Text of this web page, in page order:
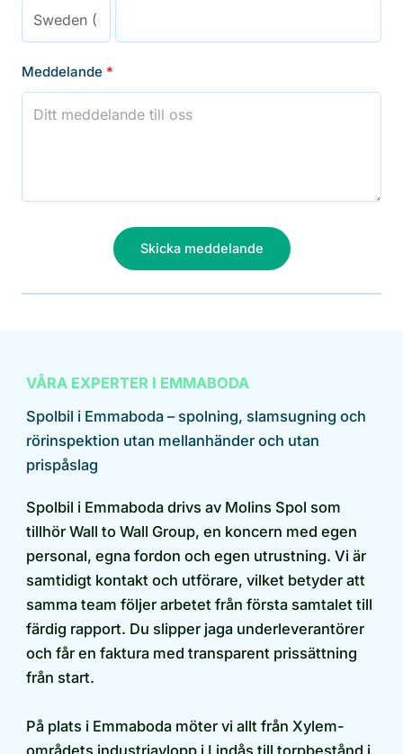
Meddelande
Skicka meddelande
VÅRA EXPERTER I EMMABODA
Spolbil i Emmaboda – spolning, slamsugning och
rörinspektion utan mellanhänder och utan
prispåslag
Spolbil i Emmaboda drivs av Molins Spol som
tillhör Wall to Wall Group, en koncern med egen
personal, egna fordon och egen utrustning. Vi är
samtidigt kontakt och utförare, vilket betyder att
samma team följer arbetet från första samtalet till
färdig rapport. Du slipper jaga underleverantörer
och får en faktura med transparent prissättning
från start.
På plats i Emmaboda möter vi allt från Xylem-